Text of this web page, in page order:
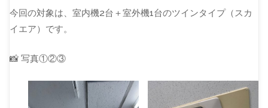
今回の対象は、室内機2台＋室外機1台のツインタイプ（スカ
イエア）です。
📸 写真①②③